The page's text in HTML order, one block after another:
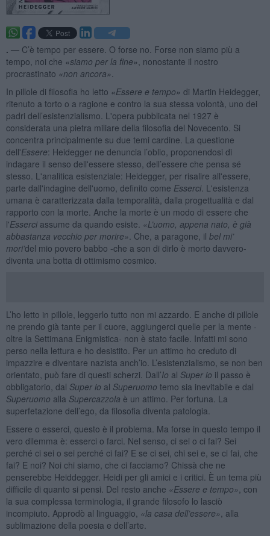
. — C’è tempo per essere. O forse no. Forse non siamo più a
tempo, noi che «siamo per la fine» , nonostante il nostro
procrastinato «non ancora»
In pillole di filosofia ho letto «Essere e tempo» di Martin Heidegger,
ritenuto a torto o a ragione e contro la sua stessa volontà, uno dei
padri dell’esistenzialismo. L'opera pubblicata nel 1927 è
considerata una pietra miliare della filosofia del Novecento. Si
concentra principalmente su due temi cardine. La questione
dell'Essere: Heidegger ne denuncia l’oblio, proponendosi di
indagare il senso dell'essere stesso, dell’essere che pensa sé
stesso. L'analitica esistenziale: Heidegger, per risalire all'essere,
parte dall'indagine dell'uomo, definito come Esserci. L'esistenza
umana è caratterizzata dalla temporalità, dalla progettualità e dal
rapporto con la morte. Anche la morte è un modo di essere che
l'Esserciassume da quando esiste. «L ’uomo, appena nato, è già
abbastanza vecchio per morire» . Che, a paragone, il bel mi’
mori’del mio povero babbo -che a son di dirlo è morto davvero-
diventa una botta di ottimismo cosmico.
L’ho letto in pillole, leggerlo tutto non mi azzardo. E anche di pillole
ne prendo già tante per il cuore, aggiungerci quelle per la mente -
oltre la Settimana Enigmistica- non è stato facile. Infatti mi sono
perso nella lettura e ho desistito. Per un attimo ho creduto di
impazzire e diventare nazista anch’io. L’esistenzialismo, se non ben
orientato, può fare di questi scherzi. Dall’Io al Super io il passo è
obbligatorio, dal Super io al Superuomo temo sia inevitabile e dal
Superuomo alla Supercazzola è un attimo. Per fortuna. La
superfetazione dell’ego, da filosofia diventa patologia.
Essere o esserci, questo è il problema. Ma forse in questo tempo il
vero dilemma è: esserci o farci. Nel senso, ci sei o ci fai? Sei
perché ci sei o sei perché ci fai? E se ci sei, chi sei e, se ci fai, che
fai? E noi? Noi chi siamo, che ci facciamo? Chissà che ne
penserebbe Heiddegger. Heidi per gli amici e i critici. È un tema più
difficile di quanto si pensi. Del resto anche «Essere e tempo» , con
la sua complessa terminologia, il grande filosofo lo lasciò
incompiuto. Approdò al linguaggio, «la casa dell’essere» , alla
sublimazione della poesia e dell’arte.